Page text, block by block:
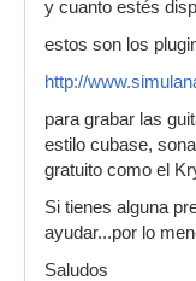
y cuanto estés
estos son los
http://
para grabar las
estilo cubase,
gratuito como el
Si tienes alguna
ayudar...por lo
Saludos